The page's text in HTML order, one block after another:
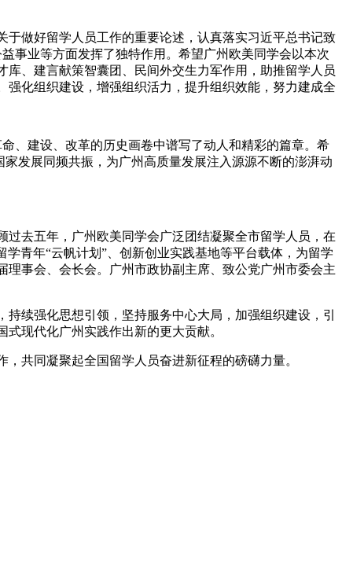
做好留学人员工作的重要论述，认真落实习近平总书记致
事业等方面发挥了独特作用。希望广州欧美同学会以本次
、建言献策智囊团、民间外交生力军作用，助推留学人员
化组织建设，增强组织活力，提升组织效能，努力建成全
建设、改革的历史画卷中谱写了动人和精彩的篇章。希
发展同频共振，为广州高质量发展注入源源不断的澎湃动
去五年，广州欧美同学会广泛团结凝聚全市留学人员，在
青年“云帆计划”、创新创业实践基地等平台载体，为留学
事会、会长会。广州市政协副主席、致公党广州市委会主
续强化思想引领，坚持服务中心大局，加强组织建设，引
现代化广州实践作出新的更大贡献。
共同凝聚起全国留学人员奋进新征程的磅礴力量。